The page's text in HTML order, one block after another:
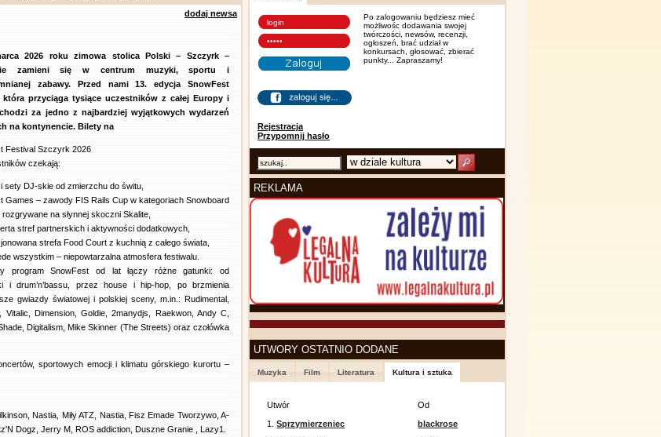
dodaj newsa
2026 roku zimowa stolica Polski – Szczyrk –
zamieni się w centrum muzyki, sportu i
zabawy. Przed nami 13. edycja SnowFest
która przyciąga tysiące uczestników z całej Europy i
za jedno z najbardziej wyjątkowych wydarzeń
na kontynencie. Bilety na
Festival Szczyrk 2026
czekają:
sety DJ-skie od zmierzchu do świtu,
Games – zawody FIS Rails Cup w kategoriach Snowboard
na słynnej skoczni Skalite,
stref partnerskich i aktywności dodatkowych,
strefa Food Court z kuchnią z całego świata,
wszystkim – niepowtarzalna atmosfera festiwalu.
program SnowFest od lat łączy różne gatunki: od
i drum’n’bassu, przez house i hip-hop, po brzmienia
gwiazdy światowej i polskiej sceny, m.in.: Rudimental,
Dimension, Goldie, 2manydjs, Raekwon, Andy C,
Digitalism, Mike Skinner (The Streets) oraz czołówka
sportowych emocji i klimatu górskiego kurortu –
Nastia, Miły ATZ, Nastia, Fisz Emade Tworzywo, A-
Dogz, Jerry M, ROS addiction, Duszne Granie , Lazy1.
Rejestracja
Przypomnij hasło
Po zalogowaniu będziesz mieć
możliwośc dodawania swojej
twórczości, newsów, recenzji,
ogłoszeń, brać udział w
konkursach, głosować, zbierać
punkty... Zapraszamy!
REKLAMA
UTWORY OSTATNIO DODANE
Muzyka Film Literatura Kultura i sztuka
Utwór
Od
1.Sprzymierzeniec
blackrose